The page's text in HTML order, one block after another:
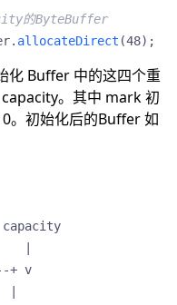
的ByteBuffer
. allocateDirect (48);
化 Buffer 中的这四个重
。其中 mark 初
。初始化后的Buffer 如
+ v